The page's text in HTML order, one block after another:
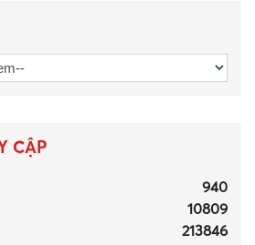
CẬP
940
10809
213846